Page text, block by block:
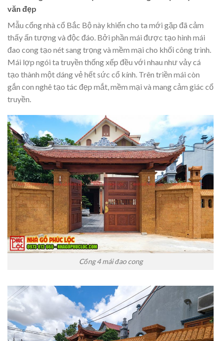
văn đẹp
Mẫu cổng nhà cổ Bắc Bộ này khiến cho ta mới gặp đã cảm
thấy ấn tượng và độc đáo. Bởi phần mái được tạo hình mái
đao cong tạo nét sang trọng và mềm mại cho khối công trình.
Mái lợp ngói ta truyền thống xếp đều với nhau như vảy cá
tạo thành một dáng vẻ hết sức cổ kính. Trên triền mái còn
gắn con nghê tạo tác đẹp mắt, mềm mại và mang cảm giác cổ
truyền.
Cổng 4 mái đao cong